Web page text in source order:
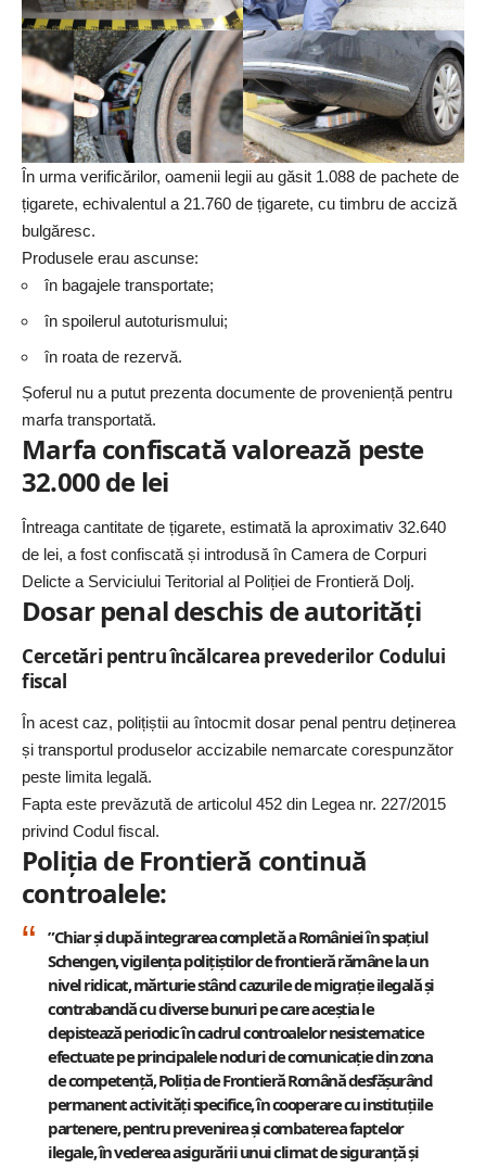
În urma verificărilor, oamenii legii au găsit 1.088 de pachete de
țigarete, echivalentul a 21.760 de țigarete, cu timbru de acciză
bulgăresc.
Produsele erau ascunse:
în bagajele transportate;
în spoilerul autoturismului;
în roata de rezervă.
Șoferul nu a putut prezenta documente de proveniență pentru
marfa transportată.
Marfa confiscată valorează peste
32.000 de lei
Întreaga cantitate de țigarete, estimată la aproximativ 32.640
de lei, a fost confiscată și introdusă în Camera de Corpuri
Delicte a Serviciului Teritorial al Poliției de Frontieră Dolj.
Dosar penal deschis de autorități
Cercetări pentru încălcarea prevederilor Codului
fiscal
În acest caz, polițiștii au întocmit dosar penal pentru deținerea
și transportul produselor accizabile nemarcate corespunzător
peste limita legală.
Fapta este prevăzută de articolul 452 din Legea nr. 227/2015
privind Codul fiscal.
Poliția de Frontieră continuă
controalele:
”Chiar și după integrarea completă a României în spațiul
Schengen, vigilența polițiștilor de frontieră rămâne la un
nivel ridicat, mărturie stând cazurile de migrație ilegală și
contrabandă cu diverse bunuri pe care aceștia le
depistează periodic în cadrul controalelor nesistematice
efectuate pe principalele noduri de comunicație din zona
de competență, Poliția de Frontieră Română desfășurând
permanent activități specifice, în cooperare cu instituțiile
partenere, pentru prevenirea și combaterea faptelor
ilegale, în vederea asigurării unui climat de siguranță și